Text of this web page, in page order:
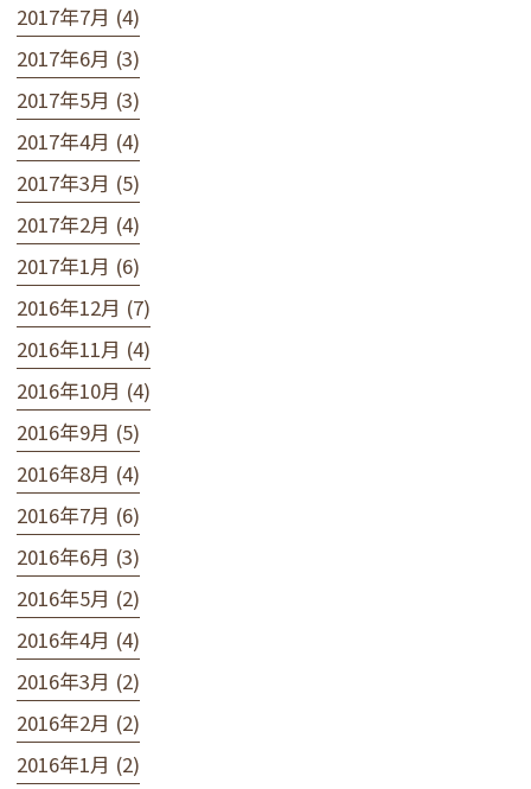
2017年7月 (4)
2017年6月 (3)
2017年5月 (3)
2017年4月 (4)
2017年3月 (5)
2017年2月 (4)
2017年1月 (6)
2016年12月 (7)
2016年11月 (4)
2016年10月 (4)
2016年9月 (5)
2016年8月 (4)
2016年7月 (6)
2016年6月 (3)
2016年5月 (2)
2016年4月 (4)
2016年3月 (2)
2016年2月 (2)
2016年1月 (2)